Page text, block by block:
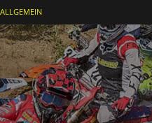
ALLGEMEIN
MOTOCROSS NAT
MX NEWS
Podest MOTOCROSS INT